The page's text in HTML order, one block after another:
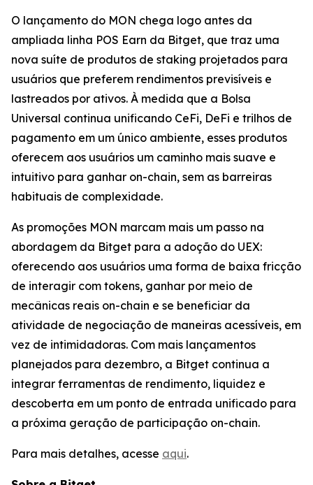
O lançamento do MON chega logo antes da
ampliada linha POS Earn da Bitget, que traz uma
nova suíte de produtos de staking projetados para
usuários que preferem rendimentos previsíveis e
lastreados por ativos. À medida que a Bolsa
Universal continua unificando CeFi, DeFi e trilhos de
pagamento em um único ambiente, esses produtos
oferecem aos usuários um caminho mais suave e
intuitivo para ganhar on-chain, sem as barreiras
habituais de complexidade.
As promoções MON marcam mais um passo na
abordagem da Bitget para a adoção do UEX:
oferecendo aos usuários uma forma de baixa fricção
de interagir com tokens, ganhar por meio de
mecânicas reais on-chain e se beneficiar da
atividade de negociação de maneiras acessíveis, em
vez de intimidadoras. Com mais lançamentos
planejados para dezembro, a Bitget continua a
integrar ferramentas de rendimento, liquidez e
descoberta em um ponto de entrada unificado para
a próxima geração de participação on-chain.
Para mais detalhes, acesse aqui.